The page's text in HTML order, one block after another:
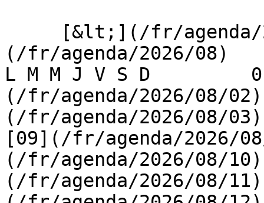
(/fr/agenda/2026/08)
L M M J V S D
(/fr/agenda/2026/08/
(/fr/agenda/2026/08/
[09](/fr/agenda/2026/
(/fr/agenda/2026/08/
(/fr/agenda/2026/08/